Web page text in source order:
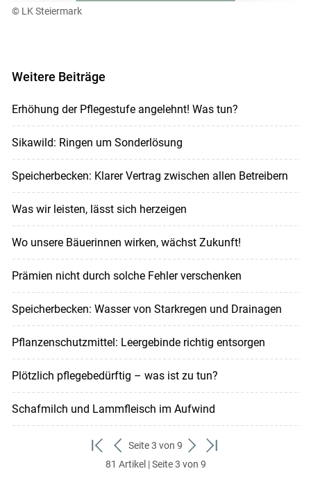
© LK Steiermark
Weitere Beiträge
Erhöhung der Pflegestufe angelehnt! Was tun?
Sikawild: Ringen um Sonderlösung
Speicherbecken: Klarer Vertrag zwischen allen Betreibern
Was wir leisten, lässt sich herzeigen
Wo unsere Bäuerinnen wirken, wächst Zukunft!
Prämien nicht durch solche Fehler verschenken
Speicherbecken: Wasser von Starkregen und Drainagen
Pflanzenschutzmittel: ­Leergebinde richtig entsorgen
Plötzlich pflegebedürftig – was ist zu tun?
Schafmilch und Lammfleisch im Aufwind
zum
ersten
zurück
zum
Seite 3 von 9
weiter
zum
zum
81 Artikel | Seite 3 von 9